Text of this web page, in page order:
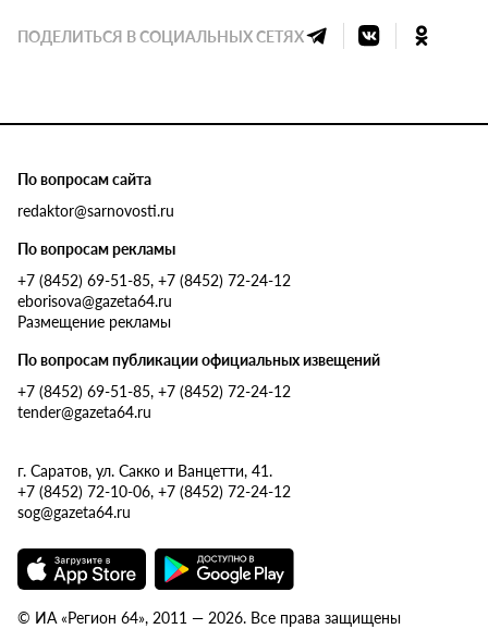
ПОДЕЛИТЬСЯ В СОЦИАЛЬНЫХ СЕТЯХ
По вопросам сайта
redaktor@sarnovosti.ru
По вопросам рекламы
+7 (8452) 69-51-85, +7 (8452) 72-24-12
eborisova@gazeta64.ru
Размещение рекламы
По вопросам публикации официальных извещений
+7 (8452) 69-51-85, +7 (8452) 72-24-12
tender@gazeta64.ru
г. Саратов, ул. Сакко и Ванцетти, 41.
+7 (8452) 72-10-06, +7 (8452) 72-24-12
sog@gazeta64.ru
© ИА «Регион 64», 2011 — 2026. Все права защищены